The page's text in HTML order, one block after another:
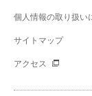
個人情報の取り扱い
サイトマップ
アクセス